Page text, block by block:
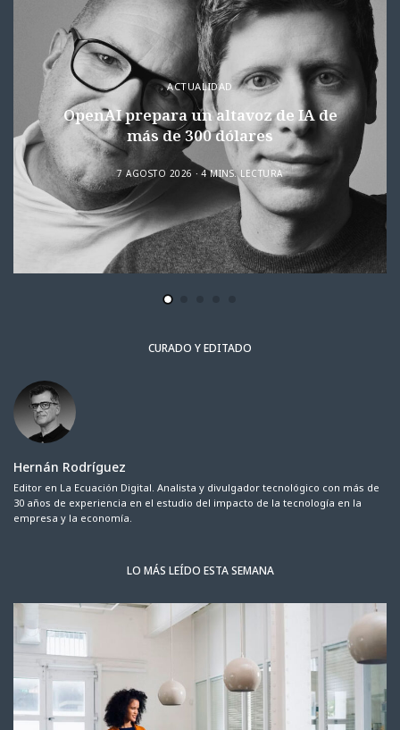
ACTUALIDAD
OpenAI prepara un altavoz de IA de
más de 300 dólares
7 AGOSTO 2026 4 MINS. LECTURA
CURADO Y EDITADO
Hernán Rodríguez
Editor en La Ecuación Digital. Analista y divulgador tecnológico con más de
30 años de experiencia en el estudio del impacto de la tecnología en la
empresa y la economía.
LO MÁS LEÍDO ESTA SEMANA